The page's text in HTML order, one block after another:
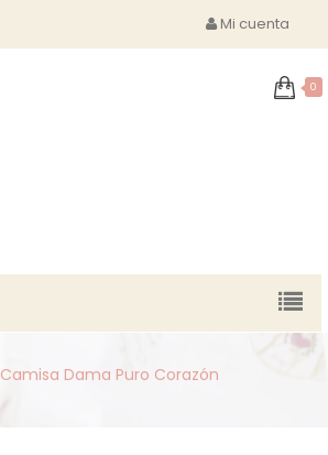
Mi cuenta
0
Camisa Dama Puro Corazón